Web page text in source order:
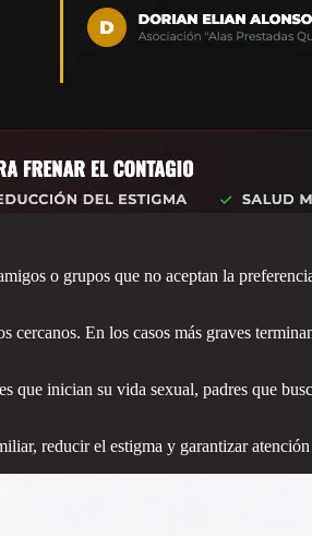
o grupos que no aceptan la
En los casos más graves
que inician su vida sexual, padres que
reducir el estigma y garantizar